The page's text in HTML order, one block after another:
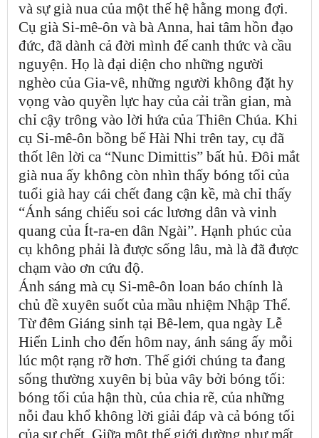
và sự già nua của một thế hệ hằng mong đợi.
Cụ già Si-mê-ôn và bà Anna, hai tâm hồn đạo
đức, đã dành cả đời mình để canh thức và cầu
nguyện. Họ là đại diện cho những người
nghèo của Gia-vê, những người không đặt hy
vọng vào quyền lực hay của cải trần gian, mà
chỉ cậy trông vào lời hứa của Thiên Chúa. Khi
cụ Si-mê-ôn bồng bế Hài Nhi trên tay, cụ đã
thốt lên lời ca “Nunc Dimittis” bất hủ. Đôi mắt
già nua ấy không còn nhìn thấy bóng tối của
tuổi già hay cái chết đang cận kề, mà chỉ thấy
“Ánh sáng chiếu soi các lương dân và vinh
quang của Ít-ra-en dân Ngài”. Hạnh phúc của
cụ không phải là được sống lâu, mà là đã được
chạm vào ơn cứu độ.
Ánh sáng mà cụ Si-mê-ôn loan báo chính là
chủ đề xuyên suốt của mầu nhiệm Nhập Thể.
Từ đêm Giáng sinh tại Bê-lem, qua ngày Lễ
Hiển Linh cho đến hôm nay, ánh sáng ấy mỗi
lúc một rạng rỡ hơn. Thế giới chúng ta đang
sống thường xuyên bị bủa vây bởi bóng tối:
bóng tối của hận thù, của chia rẽ, của những
nỗi đau khổ không lời giải đáp và cả bóng tối
của sự chết. Giữa một thế giới dường như mất